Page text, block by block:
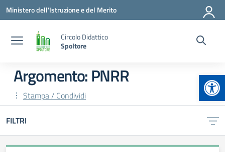
Vai ai contenuti
Vai al menu di navigazione
Vai al footer
Ministero dell'Istruzione e del Merito
Circolo Didattico
Spoltore
Argomento: PNRR
Stampa / Condividi
FILTRI